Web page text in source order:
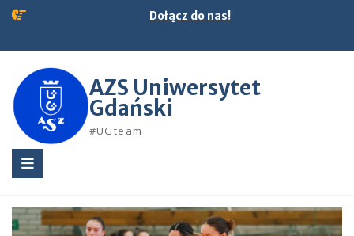
Skip
Dołącz do nas!
AZS Uniwersytet
Gdański
#UGteam